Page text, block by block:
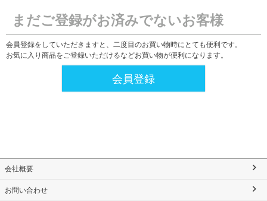
まだご登録がお済みでないお客様
会員登録をしていただきますと、二度目のお買い物時にとても便利です。
お気に入り商品をご登録いただけるなどお買い物が便利になります。
会員登録
会社概要
お問い合わせ